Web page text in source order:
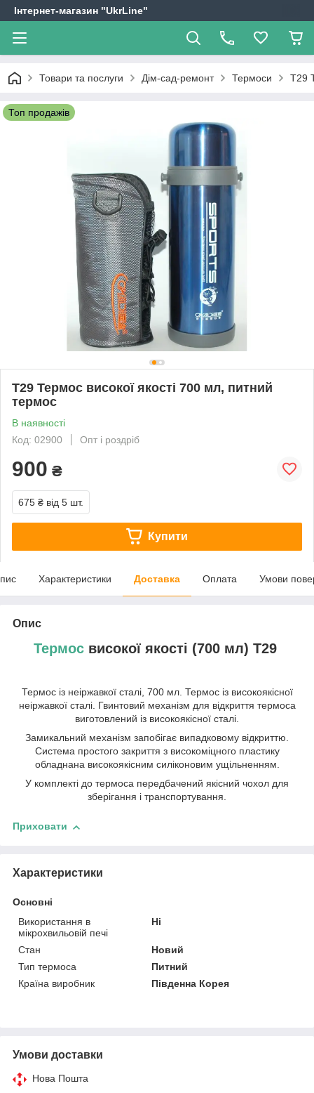
Інтернет-магазин "UkrLine"
Товари та послуги Дім-сад-ремонт Термоси T29
Топ продажів
T29 Термос високої якості 700 мл, питний
термос
В наявності
Код: 02900
Опт і роздріб
900 ₴
675 ₴ від 5 шт.
Купити
Характеристики Доставка Оплата Умови
Опис
Термосвисокої якості (700 мл) T29
Термос із неіржавкої сталі, 700 мл. Термос із високоякісної
неіржавкої сталі. Гвинтовий механізм для відкриття термоса
виготовлений із високоякісної сталі.
Замикальний механізм запобігає випадковому відкриттю.
Система простого закриття з високоміцного пластику
обладнана високоякісним силіконовим ущільненням.
У комплекті до термоса передбачений якісний чохол для
зберігання і транспортування.
Приховати
Характеристики
Основні
Використання в
мікрохвильовій печі
Ні
Стан
Новий
Тип термоса
Питний
Країна виробник
Південна Корея
Умови доставки
Нова Пошта